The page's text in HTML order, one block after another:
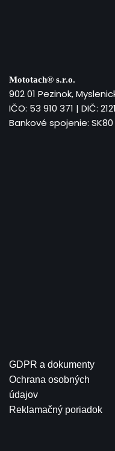
Mototach® s.r.o.
902 01 Pezinok,
IČO: 53 910 371 | DIČ:
Bankové spojenie: SK80
GDPR a dokumenty
Ochrana osobných
údajov
Reklamačný poriadok